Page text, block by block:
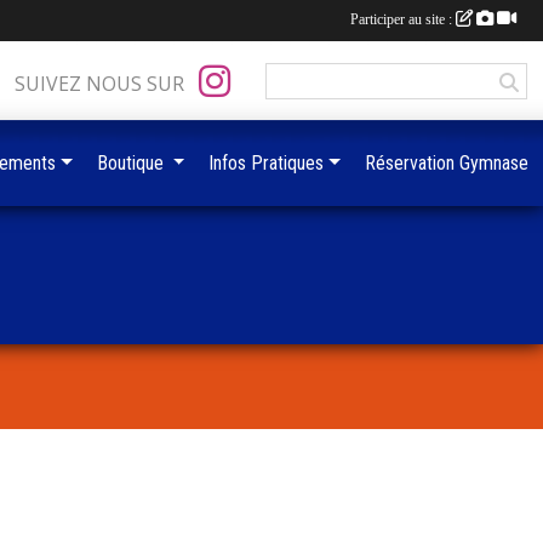
SUIVEZ NOUS SUR
Boutique Infos Pratiques Réservation Gymnase
Participer au site :